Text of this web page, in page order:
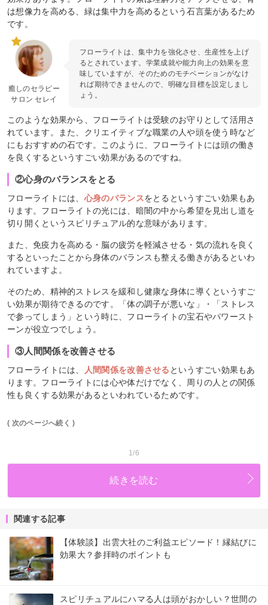
は想像力を高める、緑は集中力を高めるという石言葉があるため
です。
癒しのセラピー
サロン セレイ
フローライトは、集中力を強化させ、生産性を上げ
るとされています。学業成就や能力向上の効果を意
味していますが、そのためのモチベーションがなけ
れば期待できませんので、明確な目標を設定しまし
ょう。
このような効果から、フローライトは受験のお守りとして活用さ
れています。また、クリエイティブな職業の人や頭を使う時など
にもおすすめの石です。このように、フローライトには頭の働き
を良くするというすごい効果があるのですね。
②心身のバランスをとる
フローライトには、 心身のバランスをとるというすごい効果もあ
ります。フローライトの光には、暗闇の中から希望を見出し道を
切り開くというスピリチュアル的な意味があります。
また、免疫力を高める・脳の疲労を軽減させる・気の流れを良く
するといったことから身体のバランスも整える働きがあるといわ
れていますよ。
そのため、精神的ストレスを緩和し健康な身体に導くというすご
い効果が期待できるのです。「体の調子が悪いな」・「ストレス
で参ってしまう」という時に、フローライトの宝石やパワースト
ーンが役立つでしょう。
③人間関係を改善させる
フローライトには、 人間関係を改善させる というすごい効果もあ
ります。フローライトには心や体だけでなく、周りの人との関係
性も良くする効果があるといわれているためです。
( 次のページへ続く )
1/6
続きを読む
関連する記事
【体験談】出雲大社のご利益エピソード！縁結びに
効果大？参拝時のポイントも
スピリチュアルにハマる人は頭がおかしい？世間の